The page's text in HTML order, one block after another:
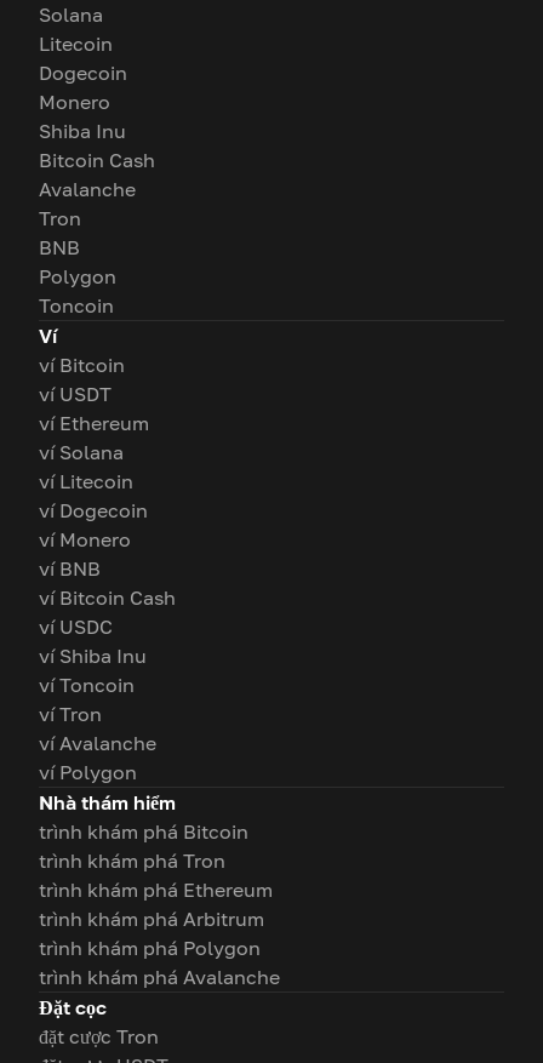
Solana
Litecoin
Dogecoin
Monero
Shiba Inu
Bitcoin Cash
Avalanche
Tron
BNB
Polygon
Toncoin
Ví
ví Bitcoin
ví USDT
ví Ethereum
ví Solana
ví Litecoin
ví Dogecoin
ví Monero
ví BNB
ví Bitcoin Cash
ví USDC
ví Shiba Inu
ví Toncoin
ví Tron
ví Avalanche
ví Polygon
Nhà thám hiểm
trình khám phá Bitcoin
trình khám phá Tron
trình khám phá Ethereum
trình khám phá Arbitrum
trình khám phá Polygon
trình khám phá Avalanche
Đặt cọc
đặt cược Tron